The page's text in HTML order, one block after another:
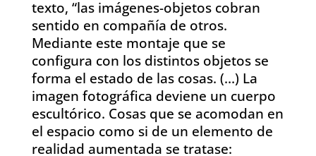
texto, “las imágenes-objetos cobran
sentido en compañía de otros.
Mediante este montaje que se
configura con los distintos objetos se
forma el estado de las cosas. (…) La
imagen fotográfica deviene un cuerpo
escultórico. Cosas que se acomodan en
el espacio como si de un elemento de
realidad aumentada se tratase: